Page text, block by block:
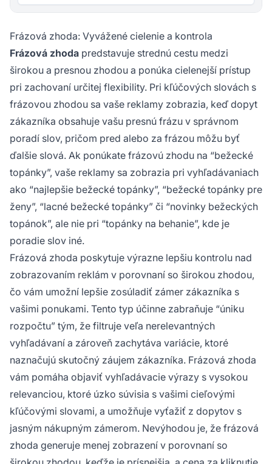
Frázová zhoda: Vyvážené cielenie a kontrola
Frázová zhoda predstavuje strednú cestu medzi
širokou a presnou zhodou a ponúka cielenejší prístup
pri zachovaní určitej flexibility. Pri kľúčových slovách s
frázovou zhodou sa vaše reklamy zobrazia, keď dopyt
zákazníka obsahuje vašu presnú frázu v správnom
poradí slov, pričom pred alebo za frázou môžu byť
ďalšie slová. Ak ponúkate frázovú zhodu na “bežecké
topánky”, vaše reklamy sa zobrazia pri vyhľadávaniach
ako “najlepšie bežecké topánky”, “bežecké topánky pre
ženy”, “lacné bežecké topánky” či “novinky bežeckých
topánok”, ale nie pri “topánky na behanie”, kde je
poradie slov iné.
Frázová zhoda poskytuje výrazne lepšiu kontrolu nad
zobrazovaním reklám v porovnaní so širokou zhodou,
čo vám umožní lepšie zosúladiť zámer zákazníka s
vašimi ponukami. Tento typ účinne zabraňuje “úniku
rozpočtu” tým, že filtruje veľa nerelevantných
vyhľadávaní a zároveň zachytáva variácie, ktoré
naznačujú skutočný záujem zákazníka. Frázová zhoda
vám pomáha objaviť vyhľadávacie výrazy s vysokou
relevanciou, ktoré úzko súvisia s vašimi cieľovými
kľúčovými slovami, a umožňuje vyťažiť z dopytov s
jasným nákupným zámerom. Nevýhodou je, že frázová
zhoda generuje menej zobrazení v porovnaní so